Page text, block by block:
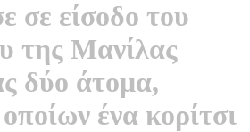
σε είσοδο του
της Μανίλας
δύο άτομα,
ένα κορίτσι